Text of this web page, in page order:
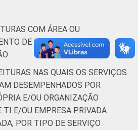
50
27 67
50
até
mil
24 71 5
COM ÁREA OU
DE TECNOLOGIA DA
NAS QUAIS OS SERVIÇOS
DESEMPENHADOS POR
E/OU ORGANIZAÇÃO
TI E/OU EMPRESA PRIVADA
POR TIPO DE SERVIÇO